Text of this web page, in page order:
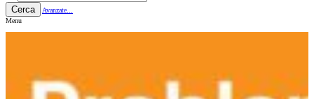
Cerca
Avanzate...
Menu